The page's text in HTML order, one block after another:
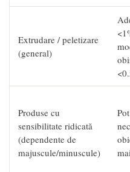
Extrudare / peletizare
(general)
Produse cu
sensibilitate ridicată
(dependente de
majuscule/minuscule)